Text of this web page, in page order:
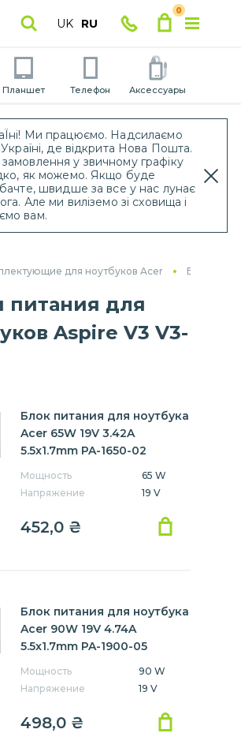
Ми працюємо. Надсилаємо
де відкрита Нова Пошта.
у звичному графіку
як можемо. Якщо буде
швидше за все у нас лунає
Але ми виліземо зі сховища і
вам.
UK RU
0
Планшет Телефон Аксессуары
для ноутбуков Acer Блоки
питания для
Aspire V3 V3-
Блок питания для ноутбука
Acer 65W 19V 3.42A
5.5x1.7mm PA-1650-02
Мощность
65 W
Напряжение
19 V
452,0 ₴
Блок питания для ноутбука
Acer 90W 19V 4.74A
5.5x1.7mm PA-1900-05
Мощность
90 W
Напряжение
19 V
498,0 ₴